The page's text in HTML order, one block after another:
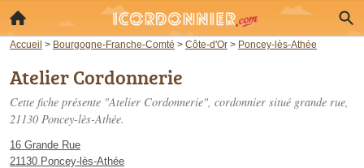
Accueil > Bourgogne-Franche-Comté > Côte-d'Or > Poncey-lès-Athée
Atelier Cordonnerie
Cette fiche présente "Atelier Cordonnerie", cordonnier situé grande rue,
21130 Poncey-lès-Athée.
16 Grande Rue
21130 Poncey-lès-Athée